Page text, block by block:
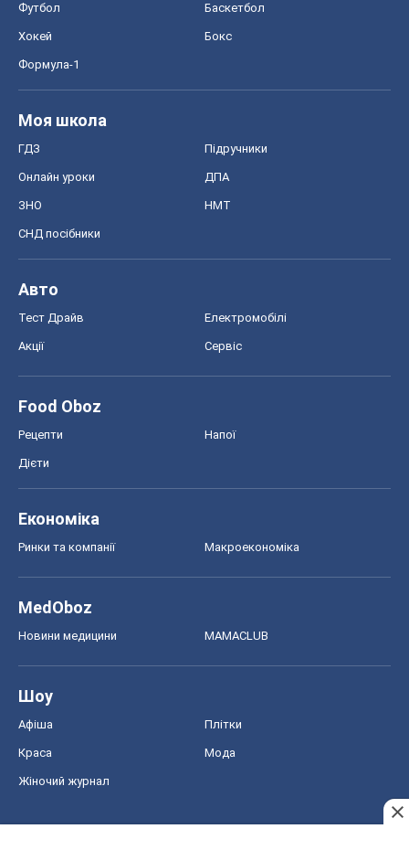
Футбол Баскетбол
Хокей Бокс
Формула-1
Моя школа
ГДЗ Підручники
Онлайн уроки ДПА
ЗНО НМТ
СНД посібники
Авто
Тест Драйв Електромобілі
Акції Сервіс
Food Oboz
Рецепти Напої
Дієти
Економіка
Ринки та компанії Макроекономіка
MedOboz
Новини медицини MAMACLUB
Шоу
Афіша Плітки
Краса Мода
Жіночий журнал